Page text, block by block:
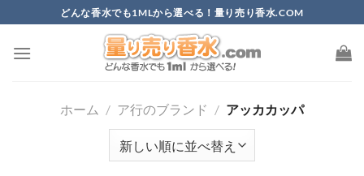
to
content
どんな香水でも1MLから選べる！量り売り香水.COM
ホーム / ア行のブランド / アッカカッパ